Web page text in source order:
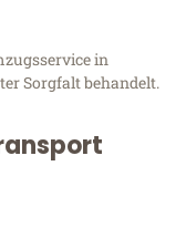
in
Sorgfalt behandelt.